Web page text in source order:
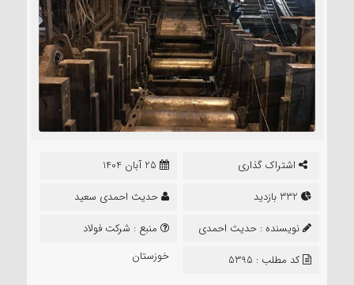
اشتراک گذاری
25 آبان 1404
حدیث احمدی سعید
نویسنده : حدیث احمدی
سعید
منبع : شرکت فولاد
خوزستان
کد مطلب : 5395